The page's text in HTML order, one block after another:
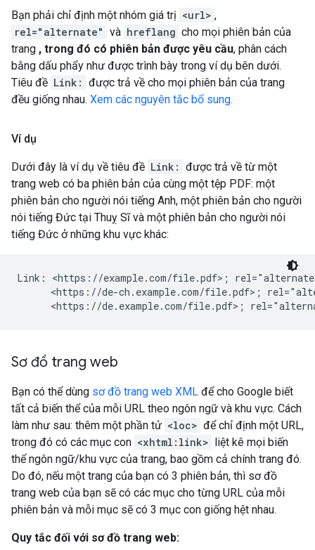
Bạn phải chỉ định một nhóm giá trị <url> ,
rel="alternate" và hreflang cho mọi phiên bản của
trang , trong đó có phiên bản được yêu cầu, phân cách
bằng dấu phẩy như được trình bày trong ví dụ bên dưới.
Tiêu đề Link: được trả về cho mọi phiên bản của trang
đều giống nhau. Xem các nguyên tắc bổ sung.
Ví dụ
Dưới đây là ví dụ về tiêu đề Link: được trả về từ một
trang web có ba phiên bản của cùng một tệp PDF: một
phiên bản cho người nói tiếng Anh, một phiên bản cho người
nói tiếng Đức tại Thuỵ Sĩ và một phiên bản cho người nói
tiếng Đức ở những khu vực khác:
Link: <https://example.com/file.pdf>;
<https://de-ch.example.com/file.pdf>;
<https://de.example.com/file.pdf>;
Sơ đồ trang web
Bạn có thể dùng sơ đồ trang web XML để cho Google biết
tất cả biến thể của mỗi URL theo ngôn ngữ và khu vực. Cách
làm như sau: thêm một phần tử <loc> để chỉ định một URL,
trong đó có các mục con <xhtml:link> liệt kê mọi biến
thể ngôn ngữ/khu vực của trang, bao gồm cả chính trang đó.
Do đó, nếu một trang của bạn có 3 phiên bản, thì sơ đồ
trang web của bạn sẽ có các mục cho từng URL của mỗi
phiên bản và mỗi mục sẽ có 3 mục con giống hệt nhau.
Quy tắc đối với sơ đồ trang web: